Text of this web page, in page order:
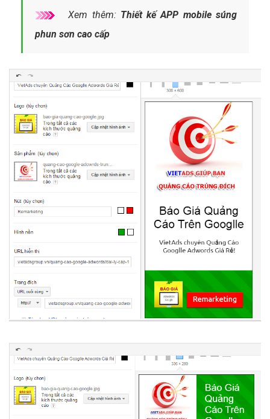
Xem thêm: Thiết kế APP mobile súng
phun sơn cao cấp